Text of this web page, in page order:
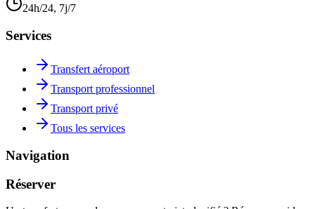
24h/24, 7j/7
Services
Transfert aéroport
Transport professionnel
Transport privé
Tous les services
Navigation
Réserver